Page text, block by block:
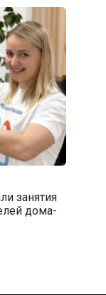
занятия
дома-